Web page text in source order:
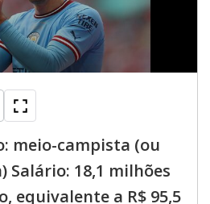
meio-campista (ou
Salário: 18,1 milhões
equivalente a R$ 95,5